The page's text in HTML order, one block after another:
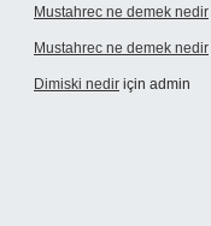
Mustahrec ne demek nedir
Mustahrec ne demek nedir
Dimiski nedir için admin